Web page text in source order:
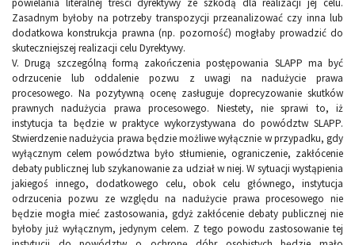
powielania literalnej treści dyrektywy ze szkodą dla realizacji jej celu.
Zasadnym byłoby na potrzeby transpozycji przeanalizować czy inna lub
dodatkowa konstrukcja prawna (np. pozorność) mogłaby prowadzić do
skuteczniejszej realizacji celu Dyrektywy.
V. Drugą szczególną formą zakończenia postępowania SLAPP ma być
odrzucenie lub oddalenie pozwu z uwagi na nadużycie prawa
procesowego. Na pozytywną ocenę zasługuje doprecyzowanie skutków
prawnych nadużycia prawa procesowego. Niestety, nie sprawi to, iż
instytucja ta będzie w praktyce wykorzystywana do powództw SLAPP.
Stwierdzenie nadużycia prawa będzie możliwe wyłącznie w przypadku, gdy
wyłącznym celem powództwa było stłumienie, ograniczenie, zakłócenie
debaty publicznej lub szykanowanie za udział w niej. W sytuacji wystąpienia
jakiegoś innego, dodatkowego celu, obok celu głównego, instytucja
odrzucenia pozwu ze względu na nadużycie prawa procesowego nie
będzie mogła mieć zastosowania, gdyż zakłócenie debaty publicznej nie
byłoby już wyłącznym, jedynym celem. Z tego powodu zastosowanie tej